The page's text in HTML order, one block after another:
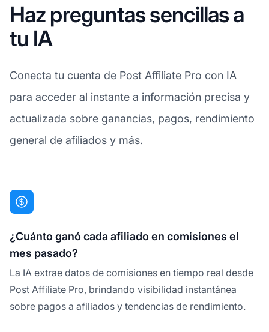
Haz preguntas sencillas a
tu IA
Conecta tu cuenta de Post Affiliate Pro con IA
para acceder al instante a información precisa y
actualizada sobre ganancias, pagos, rendimiento
general de afiliados y más.
¿Cuánto ganó cada afiliado en comisiones el
mes pasado?
La IA extrae datos de comisiones en tiempo real desde
Post Affiliate Pro, brindando visibilidad instantánea
sobre pagos a afiliados y tendencias de rendimiento.